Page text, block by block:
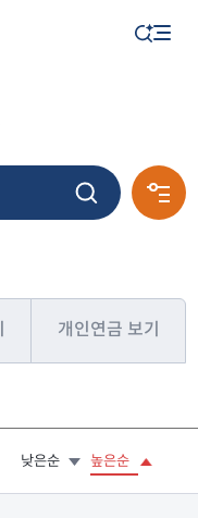
개인연금 보기
낮은순 높은순